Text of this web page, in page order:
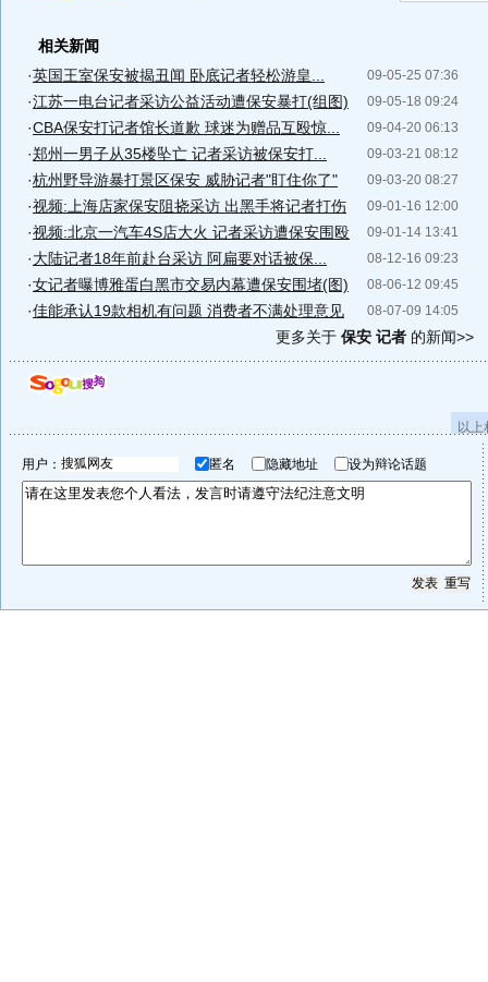
相关新闻
09-05-25 07:36
·英国王室保安被揭丑闻 卧底记者轻松游皇...
09-05-18 09:24
·江苏一电台记者采访公益活动遭保安暴打(组图)
09-04-20 06:13
·CBA保安打记者馆长道歉 球迷为赠品互殴惊...
09-03-21 08:12
·郑州一男子从35楼坠亡 记者采访被保安打...
09-03-20 08:27
·杭州野导游暴打景区保安 威胁记者"盯住你了"
09-01-16 12:00
·视频:上海店家保安阻挠采访 出黑手将记者打伤
09-01-14 13:41
·视频:北京一汽车4S店大火 记者采访遭保安围殴
08-12-16 09:23
·大陆记者18年前赴台采访 阿扁要对话被保...
08-06-12 09:45
·女记者曝博雅蛋白黑市交易内幕遭保安围堵(图)
08-07-09 14:05
·佳能承认19款相机有问题 消费者不满处理意见
更多关于 保安 记者 的新闻>>
以
用户： 匿名 隐藏地址 设为辩论话题